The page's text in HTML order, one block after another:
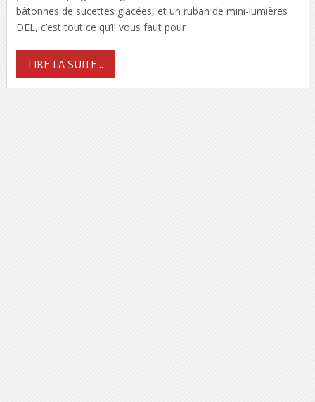
bâtonnes de sucettes glacées, et un ruban de mini-lumières
DEL, c’est tout ce qu’il vous faut pour
LIRE LA SUITE...